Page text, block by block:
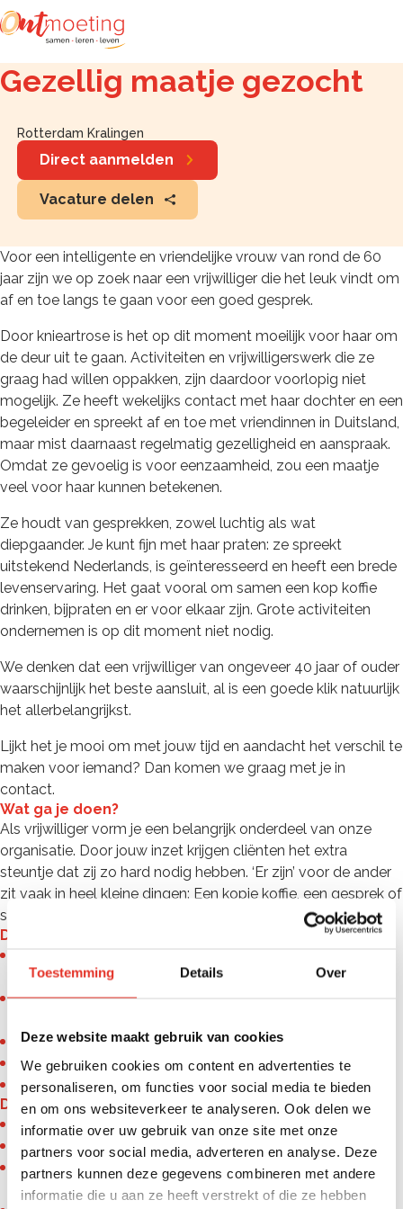
Toestemming Details Over
Deze website maakt gebruik van cookies
We gebruiken cookies om content en advertenties te
personaliseren, om functies voor social media te bieden
en om ons websiteverkeer te analyseren. Ook delen we
informatie over uw gebruik van onze site met onze
partners voor social media, adverteren en analyse. Deze
partners kunnen deze gegevens combineren met andere
informatie die u aan ze heeft verstrekt of die ze hebben
Zoeken
Gezellig maatje gezocht
Rotterdam Kralingen
Direct aanmelden
Vacature delen
Voor een intelligente en vriendelijke vrouw van rond de 60
jaar zijn we op zoek naar een vrijwilliger die het leuk vindt om
af en toe langs te gaan voor een goed gesprek.
Door knieartrose is het op dit moment moeilijk voor haar om
de deur uit te gaan. Activiteiten en vrijwilligerswerk die ze
graag had willen oppakken, zijn daardoor voorlopig niet
mogelijk. Ze heeft wekelijks contact met haar dochter en een
begeleider en spreekt af en toe met vriendinnen in Duitsland,
maar mist daarnaast regelmatig gezelligheid en aanspraak.
Omdat ze gevoelig is voor eenzaamheid, zou een maatje
veel voor haar kunnen betekenen.
Ze houdt van gesprekken, zowel luchtig als wat
diepgaander. Je kunt fijn met haar praten: ze spreekt
uitstekend Nederlands, is geïnteresseerd en heeft een brede
levenservaring. Het gaat vooral om samen een kop koffie
drinken, bijpraten en er voor elkaar zijn. Grote activiteiten
ondernemen is op dit moment niet nodig.
We denken dat een vrijwilliger van ongeveer 40 jaar of ouder
waarschijnlijk het beste aansluit, al is een goede klik natuurlijk
het allerbelangrijkst.
Lijkt het je mooi om met jouw tijd en aandacht het verschil te
maken voor iemand? Dan komen we graag met je in
contact.
Wat ga je doen?
Als vrijwilliger vorm je een belangrijk onderdeel van onze
organisatie. Door jouw inzet krijgen cliënten het extra
steuntje dat zij zo hard nodig hebben. ‘Er zijn’ voor de ander
zit vaak in heel kleine dingen: Een kopje koffie, een gesprek of
samen iets leuks ondernemen.
Dit ben jij
maatschappij;
Je onderschrijft (of respecteert) de christelijke identiteit
Je bent betrokken en sociaal;
Je vindt het leuk nieuwe mensen te ontmoeten;
Je hebt minimaal één keer per maand tijd beschikbaar.
Dit bieden wij
De kans om waardevolle ervaring op te doen;
Flexibele werktijden die passen bij jouw agenda;
Aandacht en ondersteuning, zodat je er niet alleen
voorstaat;